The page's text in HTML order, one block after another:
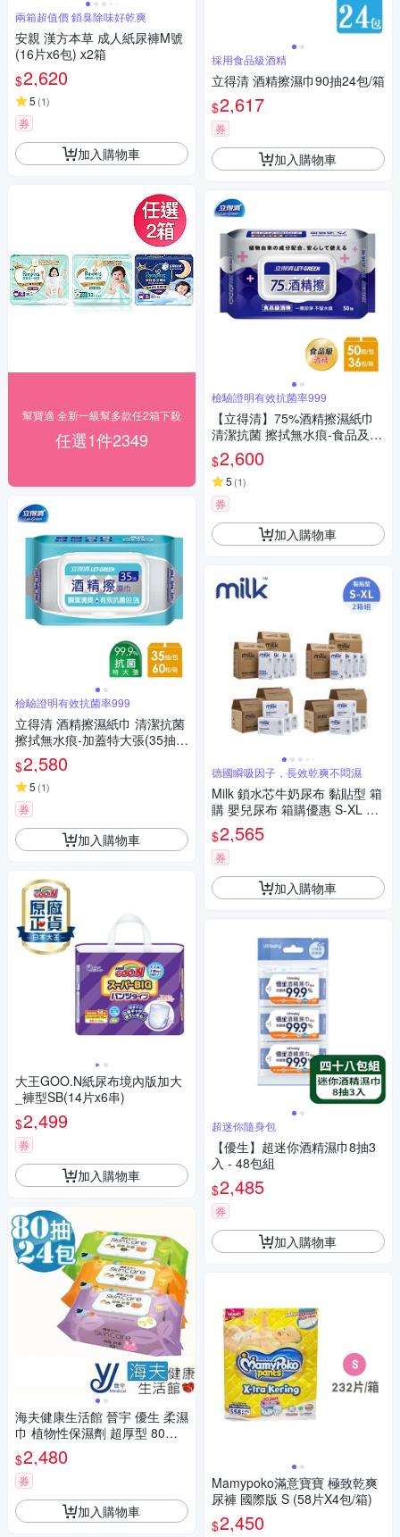
兩箱超值價 鎖臭除味好乾爽
安親 漢方本草 成人紙尿褲M號
(16片x6包) x2箱
$2,620
5 (1)
券
加入購物車
幫寶適 全新一級幫多款任2箱下殺
任選1件2349
檢驗證明有效抗菌率999
立得清 酒精擦濕紙巾 清潔抗菌
擦拭無水痕-加蓋特大張(35抽x
60包)-箱購
$2,580
5 (1)
券
加入購物車
大王GOO.N紙尿布境內版加大
_褲型SB(14片x6串)
$2,499
券
加入購物車
海夫健康生活館 晉宇 優生 柔濕
巾 植物性保濕劑 超厚型 80抽X
24包
$2,480
券
加入購物車
採用食品級酒精
立得清 酒精擦濕巾90抽24包/箱
$2,617
券
加入購物車
檢驗證明有效抗菌率999
【立得清】75%酒精擦濕紙巾
清潔抗菌 擦拭無水痕-食品及酒
精/加蓋裝(50抽x36包)-箱購
$2,600
5 (1)
券
加入購物車
德國瞬吸因子，長效乾爽不悶濕
Milk 鎖水芯牛奶尿布 黏貼型 箱
購 嬰兒尿布 箱購優惠 S-XL 多
款任選 2箱
$2,565
券
加入購物車
超迷你隨身包
【優生】超迷你酒精濕巾8抽3
入 - 48包組
$2,485
券
加入購物車
Mamypoko滿意寶寶 極致乾爽
尿褲 國際版 S (58片X4包/箱)
$2,450